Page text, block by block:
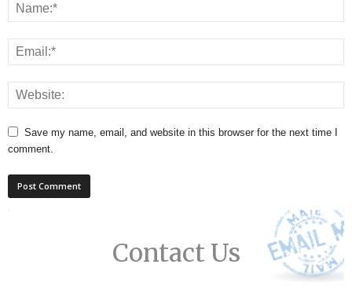
Save my name, email, and website in this browser for the next time I
comment.
Contact Us